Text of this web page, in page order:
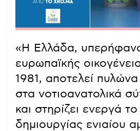
«Η Ελλάδα,
ευρωπαϊκής
1981, αποτελεί πυλώνα
στα νοτιοανατολικά
και στηρίζει ενεργά
δημιουργίας ενιαίου